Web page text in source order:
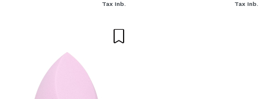
Tax Inb. Tax Inb.